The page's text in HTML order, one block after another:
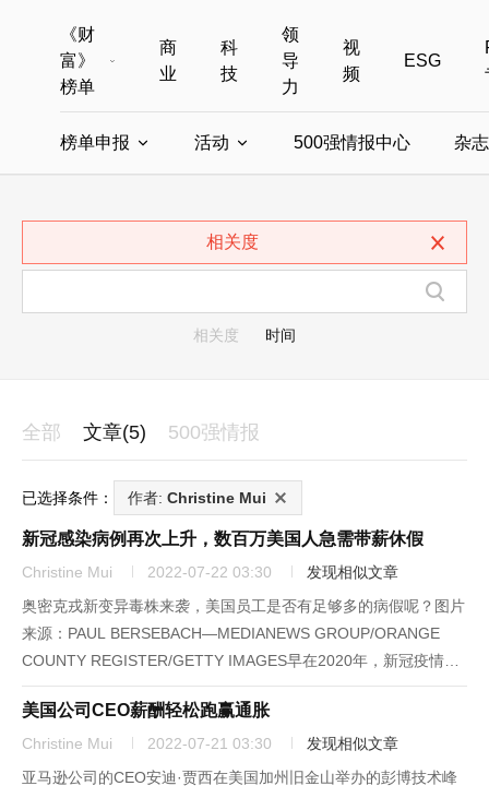
《财
富》
榜单
全部榜单
中国最具影响力商界女性
商
业
科
技
领
导
力
视
频
ESG
榜单申报 活动 500强情报中心 杂
相关度
相关度 时间
全部 文章(5) 500强情报
已选择条件： 作者: Christine Mui
新冠感染病例再次上升，数百万美国人急需带薪休假
Christine Mui 2022-07-22 03:30
发现相似文章
奥密克戎新变异毒株来袭，美国员工是否有足够多的病假呢？图片
来源：PAUL BERSEBACH—MEDIANEWS GROUP/ORANGE
COUNTY REGISTER/GETTY IMAGES早在2020年，新冠疫情爆
发之初，阿普丽尔·帕策尔就失去了带薪病假的资格——加入了
3300多万美国人的行...
美国公司CEO薪酬轻松跑赢通胀
Christine Mui 2022-07-21 03:30
发现相似文章
亚马逊公司的CEO安迪·贾西在美国加州旧金山举办的彭博技术峰